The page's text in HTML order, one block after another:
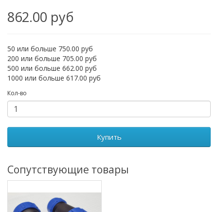
862.00 руб
50 или больше 750.00 руб
200 или больше 705.00 руб
500 или больше 662.00 руб
1000 или больше 617.00 руб
Кол-во
Купить
Сопутствующие товары